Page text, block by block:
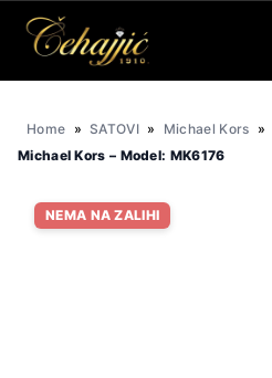
Home » SATOVI » Michael Kors »
Michael Kors – Model: MK6176
NEMA NA ZALIHI